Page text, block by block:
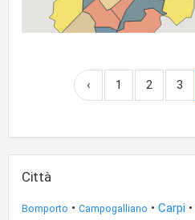
‹ 1 2 3
Città
Bomporto • Campogalliano • Carpi •